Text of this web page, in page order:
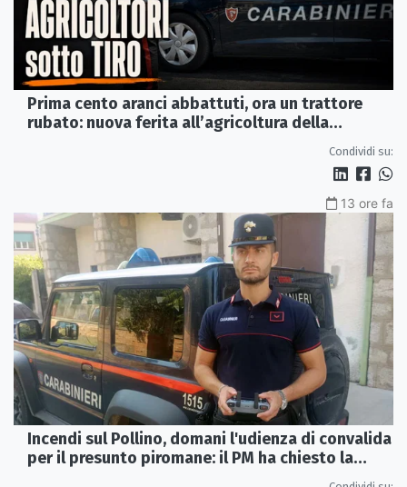
Prima cento aranci abbattuti, ora un trattore
rubato: nuova ferita all’agricoltura della
Condividi su:
13 ore fa
Incendi sul Pollino, domani l'udienza di convalida
per il presunto piromane: il PM ha chiesto la